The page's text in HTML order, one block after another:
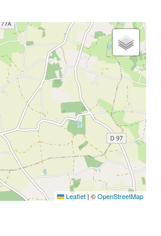
Leaflet | ©OpenStreetMap